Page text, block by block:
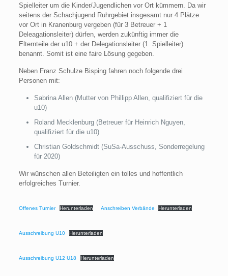
Spielleiter um die Kinder/Jugendlichen vor Ort kümmern. Da wir
seitens der Schachjugend Ruhrgebiet insgesamt nur 4 Plätze
vor Ort in Kranenburg vergeben (für 3 Betreuer + 1
Deleagationsleiter) dürfen, werden zukünftig immer die
Elternteile der u10 + der Delegationsleiter (1. Spielleiter)
benannt. Somit ist eine faire Lösung gegeben.
Neben Franz Schulze Bisping fahren noch folgende drei
Personen mit:
Sabrina Allen (Mutter von Phillipp Allen, qualifiziert für die
u10)
Roland Mecklenburg (Betreuer für Heinrich Nguyen,
qualifiziert für die u10)
Christian Goldschmidt (SuSa-Ausschuss, Sonderregelung
für 2020)
Wir wünschen allen Beteiligten ein tolles und hoffentlich
erfolgreiches Turnier.
Offenes Turnier Herunterladen Anschreiben Verbände Herunterladen
Ausschreibung U10 Herunterladen
Ausschreibung U12 U18 Herunterladen